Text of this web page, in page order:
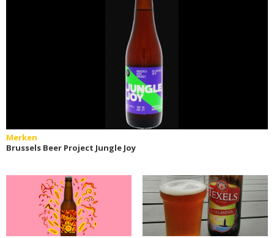
Merken
Brussels Beer Project Jungle Joy